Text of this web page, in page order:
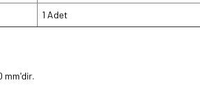
1 Adet
mm'dir.